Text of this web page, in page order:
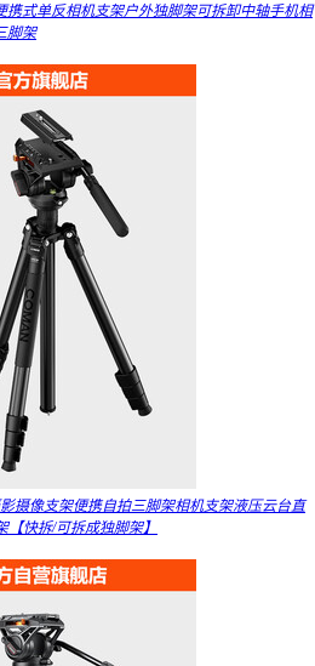
携式单反相机支架户外独脚架可拆卸中轴手机相
脚架
摄像支架便携自拍三脚架相机支架液压云台直
【快拆/可拆成独脚架】